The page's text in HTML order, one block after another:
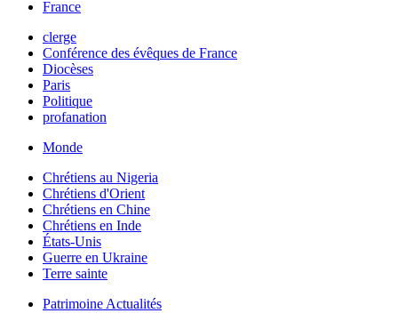
France
clerge
Conférence des évêques de France
Diocèses
Paris
Politique
profanation
Monde
Chrétiens au Nigeria
Chrétiens d'Orient
Chrétiens en Chine
Chrétiens en Inde
États-Unis
Guerre en Ukraine
Terre sainte
Patrimoine Actualités